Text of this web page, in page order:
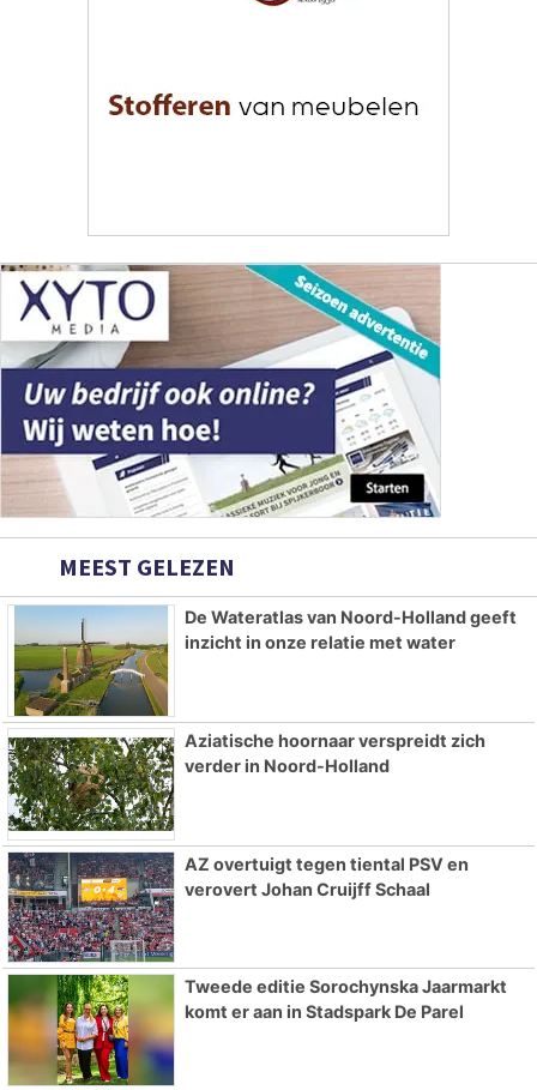
MEEST GELEZEN
De Wateratlas van Noord-Holland geeft
inzicht in onze relatie met water
Aziatische hoornaar verspreidt zich
verder in Noord-Holland
AZ overtuigt tegen tiental PSV en
verovert Johan Cruijff Schaal
Tweede editie Sorochynska Jaarmarkt
komt er aan in Stadspark De Parel